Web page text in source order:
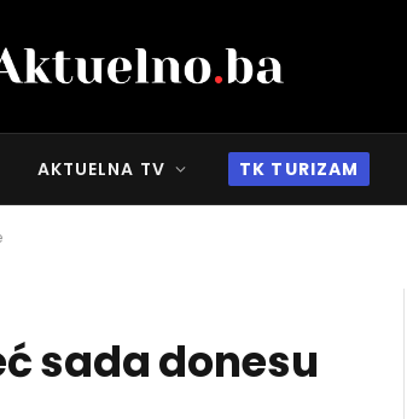
AKTUELNA TV TK TURIZAM
sada donesu